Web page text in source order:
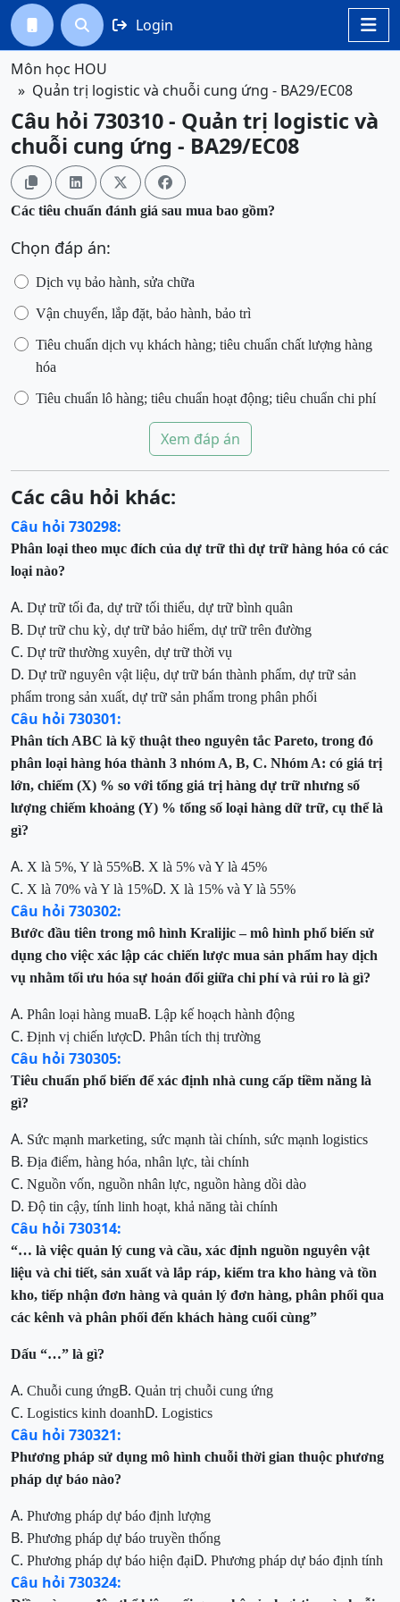

  Login
Môn học HOU
Quản trị logistic và chuỗi cung ứng - BA29/EC08
Câu hỏi 730310 - Quản trị logistic và
chuỗi cung ứng - BA29/EC08
   
Các tiêu chuẩn đánh giá sau mua bao gồm?
Chọn đáp án:
Dịch vụ bảo hành, sửa chữa
Vận chuyển, lắp đặt, bảo hành, bảo trì
Tiêu chuẩn dịch vụ khách hàng; tiêu chuẩn chất lượng hàng
hóa
Tiêu chuẩn lô hàng; tiêu chuẩn hoạt động; tiêu chuẩn chi phí
Xem đáp án
Các câu hỏi khác:
Câu hỏi 730298:
Phân loại theo mục đích của dự trữ thì dự trữ hàng hóa có các
loại nào?
A. Dự trữ tối đa, dự trữ tối thiểu, dự trữ bình quân
B. Dự trữ chu kỳ, dự trữ bảo hiểm, dự trữ trên đường
C. Dự trữ thường xuyên, dự trữ thời vụ
D. Dự trữ nguyên vật liệu, dự trữ bán thành phẩm, dự trữ sản
phẩm trong sản xuất, dự trữ sản phẩm trong phân phối
Câu hỏi 730301:
Phân tích ABC là kỹ thuật theo nguyên tắc Pareto, trong đó
phân loại hàng hóa thành 3 nhóm A, B, C. Nhóm A: có giá trị
lớn, chiếm (X) % so với tổng giá trị hàng dự trữ nhưng số
lượng chiếm khoảng (Y) % tổng số loại hàng dữ trữ, cụ thể là
gì?
A. X là 5%, Y là 55%B. X là 5% và Y là 45%
C. X là 70% và Y là 15%D. X là 15% và Y là 55%
Câu hỏi 730302:
Bước đầu tiên trong mô hình Kralijic – mô hình phổ biến sử
dụng cho việc xác lập các chiến lược mua sản phẩm hay dịch
vụ nhằm tối ưu hóa sự hoán đổi giữa chi phí và rủi ro là gì?
A. Phân loại hàng muaB. Lập kế hoạch hành động
C. Định vị chiến lượcD. Phân tích thị trường
Câu hỏi 730305:
Tiêu chuẩn phổ biến để xác định nhà cung cấp tiềm năng là
gì?
A. Sức mạnh marketing, sức mạnh tài chính, sức mạnh logistics
B. Địa điểm, hàng hóa, nhân lực, tài chính
C. Nguồn vốn, nguồn nhân lực, nguồn hàng dồi dào
D. Độ tin cậy, tính linh hoạt, khả năng tài chính
Câu hỏi 730314:
“… là việc quản lý cung và cầu, xác định nguồn nguyên vật
liệu và chi tiết, sản xuất và lắp ráp, kiểm tra kho hàng và tồn
kho, tiếp nhận đơn hàng và quản lý đơn hàng, phân phối qua
các kênh và phân phối đến khách hàng cuối cùng”
Dấu “…” là gì?
A. Chuỗi cung ứngB. Quản trị chuỗi cung ứng
C. Logistics kinh doanhD. Logistics
Câu hỏi 730321:
Phương pháp sử dụng mô hình chuỗi thời gian thuộc phương
pháp dự báo nào?
A. Phương pháp dự báo định lượng
B. Phương pháp dự báo truyền thống
C. Phương pháp dự báo hiện đạiD. Phương pháp dự báo định tính
Câu hỏi 730324: